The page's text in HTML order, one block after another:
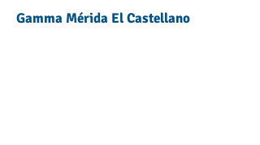
Gamma Mérida El Castellano